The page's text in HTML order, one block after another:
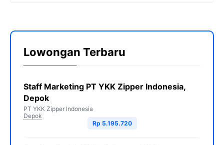
Lowongan Terbaru
Staff Marketing PT YKK Zipper Indonesia,
Depok
PT YKK Zipper Indonesia
Depok
Rp 5.195.720